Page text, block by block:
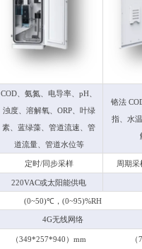
COD 、氨氮、电导率、pH、
浊度、溶解氧、ORP、叶绿
素、蓝绿藻、管道流速、管
道流量、管道水位等
铬法
指、水
定时/同步采样 周期
220VAC或太阳能供电
(0~50)℃，(0~95)%RH
4G无线网络
（349*257*940）mm